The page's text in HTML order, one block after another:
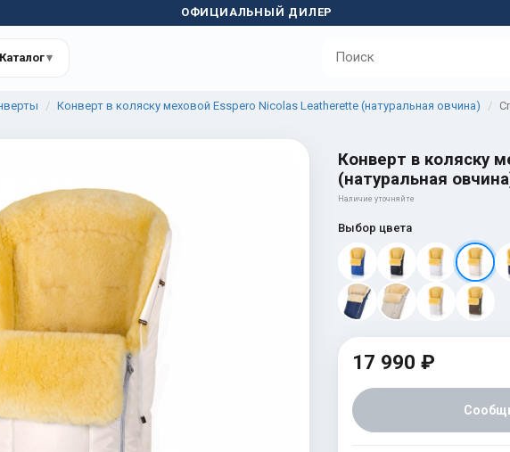
ОФИЦИАЛЬНЫЙ ДИЛЕР
Каталог▾
Конверт в коляску меховой Esspero Nicolas Leatherette (натуральная овчина)
Конверт в коляску
(натуральная
Наличие уточняйте
Выбор цвета
17 990 ₽